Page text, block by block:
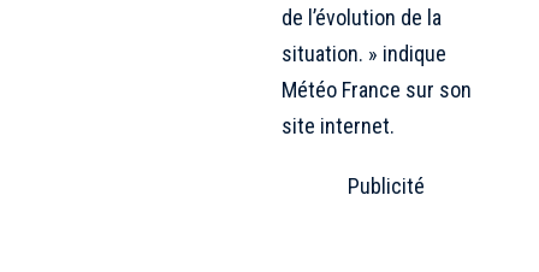
de l’évolution de la
situation. » indique
Météo France sur son
site internet.
Publicité